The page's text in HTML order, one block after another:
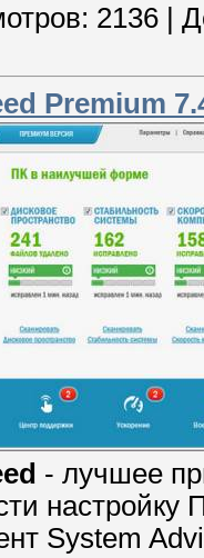
2136
Premium
- лучшее
System